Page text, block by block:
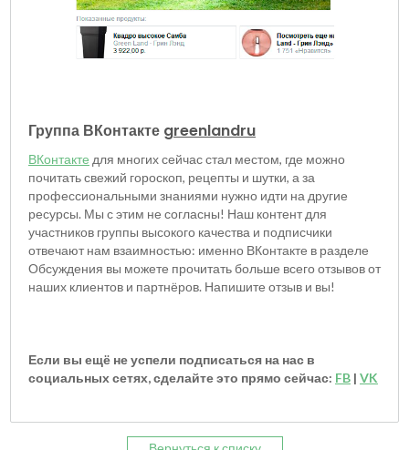
Группа ВКонтакте greenlandru
ВКонтакте для многих сейчас стал местом, где можно
почитать свежий гороскоп, рецепты и шутки, а за
профессиональными знаниями нужно идти на другие
ресурсы. Мы с этим не согласны! Наш контент для
участников группы высокого качества и подписчики
отвечают нам взаимностью: именно ВКонтакте в разделе
Обсуждения вы можете прочитать больше всего отзывов от
наших клиентов и партнёров. Напишите отзыв и вы!
Если вы ещё не успели подписаться на нас в
социальных сетях, сделайте это прямо сейчас: FB | VK